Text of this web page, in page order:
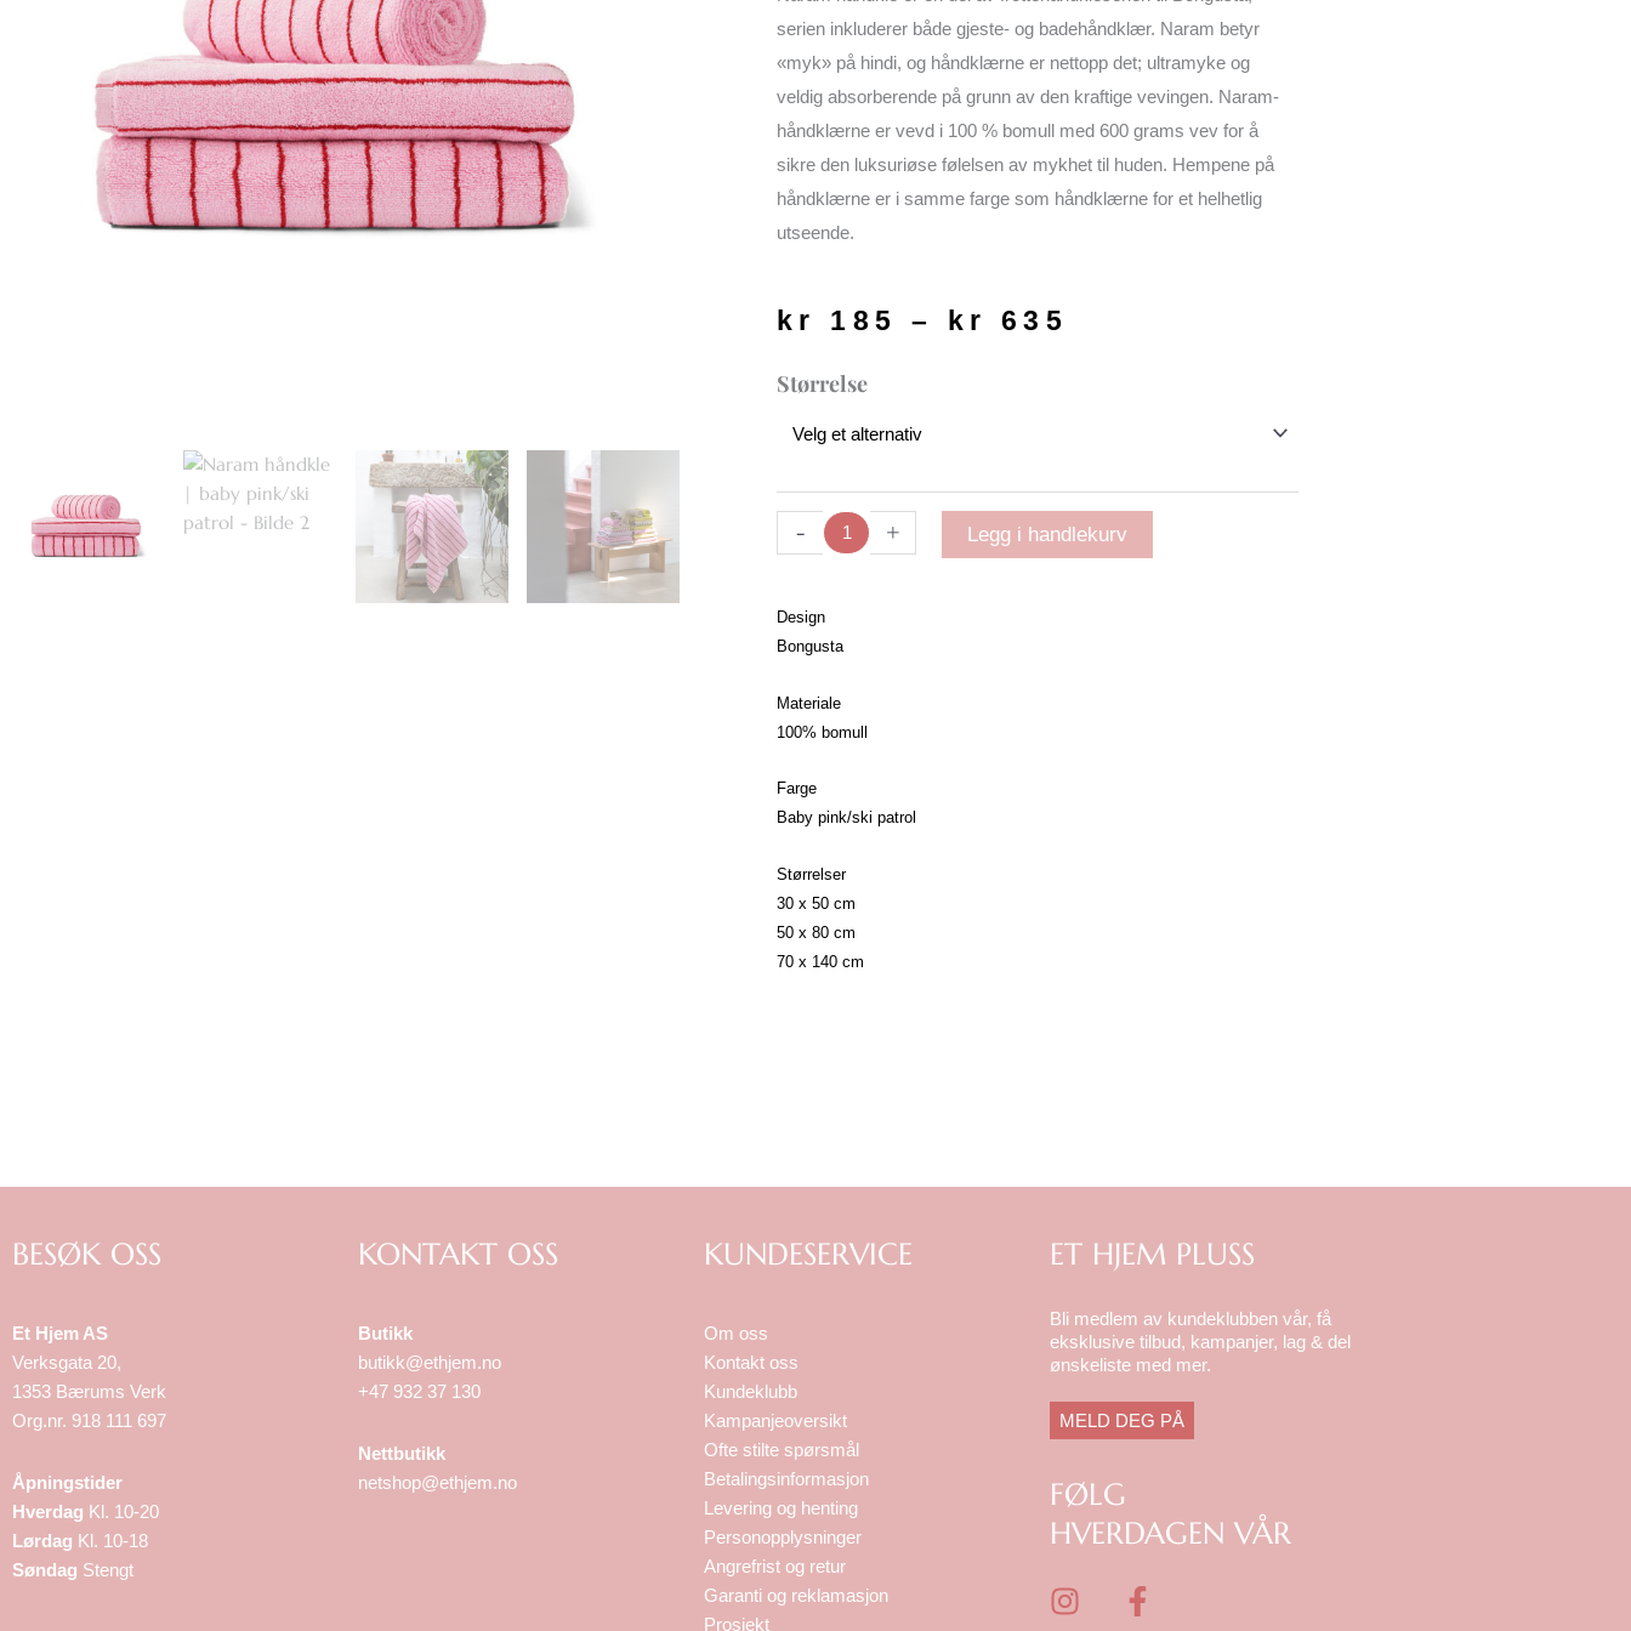
serien inkluderer både gjeste- og badehåndklær. Naram betyr
«myk» på hindi, og håndklærne er nettopp det; ultramyke og
veldig absorberende på grunn av den kraftige vevingen. Naram-
håndklærne er vevd i 100 % bomull med 600 grams vev for å
sikre den luksuriøse følelsen av mykhet til huden. Hempene på
håndklærne er i samme farge som håndklærne for et helhetlig
utseende.
kr 185 – kr 635
Størrelse
-
Naram
pink/ski
patrol
antall
+ Legg i handlekurv
Design
Bongusta
Materiale
100% bomull
Farge
Baby pink/ski patrol
Størrelser
30 x 50 cm
50 x 80 cm
70 x 140 cm
BESØK OSS
Et Hjem AS
Verksgata 20,
1353 Bærums Verk
Org.nr. 918 111 697
Åpningstider
Hverdag Kl. 10-20
Lørdag Kl. 10-18
Søndag Stengt
KONTAKT OSS
Butikk
butikk@ethjem.no
+47 932 37 130
Nettbutikk
netshop@ethjem.no
KUNDESERVICE
Om oss
Kontakt oss
Kundeklubb
Kampanjeoversikt
Ofte stilte spørsmål
Betalingsinformasjon
Levering og henting
Personopplysninger
Angrefrist og retur
Garanti og reklamasjon
Prosjekt
ET HJEM PLUSS
Bli medlem av kundeklubben vår, få
eksklusive tilbud, kampanjer, lag & del
ønskeliste med mer.
MELD DEG PÅ
FØLG
HVERDAGEN VÅR
I
F